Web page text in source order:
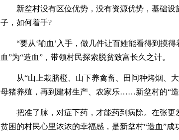
新坌村没有区位优势，没有资源优势，基础
子，如何着手?
“要从‘输血’入手，做几件让百姓能看得到摸
血”为“造血”，带领村民探索脱贫致富长久之计。
从“山上栽脐橙、山下养禽畜、田间种烤烟、
母猪养殖，再到建材生产、农家乐……新坌村的“造
把准了脉，对症下药，才能药到病除。在张
贫困的村民心里浓浓的幸福感，是新坌村“造血”成